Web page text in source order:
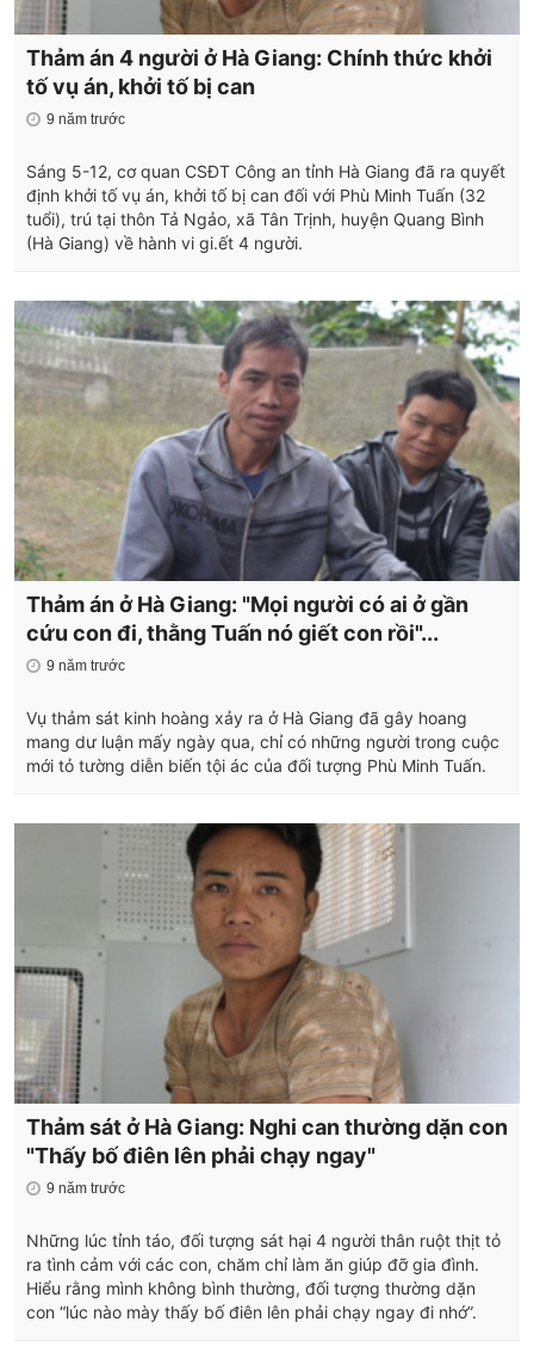
Thảm án 4 người ở Hà Giang: Chính thức khởi
tố vụ án, khởi tố bị can
9 năm trước
Sáng 5-12, cơ quan CSĐT Công an tỉnh Hà Giang đã ra quyết
định khởi tố vụ án, khởi tố bị can đối với Phù Minh Tuấn (32
tuổi), trú tại thôn Tả Ngảo, xã Tân Trịnh, huyện Quang Bình
(Hà Giang) về hành vi gi.ết 4 người.
Thảm án ở Hà Giang: "Mọi người có ai ở gần
cứu con đi, thằng Tuấn nó giết con rồi"...
9 năm trước
Vụ thảm sát kinh hoàng xảy ra ở Hà Giang đã gây hoang
mang dư luận mấy ngày qua, chỉ có những người trong cuộc
mới tỏ tường diễn biến tội ác của đối tượng Phù Minh Tuấn.
Thảm sát ở Hà Giang: Nghi can thường dặn con
"Thấy bố điên lên phải chạy ngay"
9 năm trước
Những lúc tỉnh táo, đối tượng sát hại 4 người thân ruột thịt tỏ
ra tình cảm với các con, chăm chỉ làm ăn giúp đỡ gia đình.
Hiểu rằng mình không bình thường, đối tượng thường dặn
con “lúc nào mày thấy bố điên lên phải chạy ngay đi nhớ”.